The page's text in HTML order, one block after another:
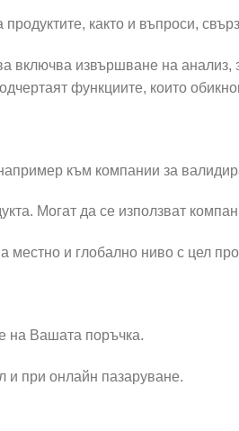
както и въпроси,
включва извършване на анализ,
функциите, които
към компании за
Могат да се използват
и глобално ниво с
на Вашата поръчка.
и при онлайн пазаруване.